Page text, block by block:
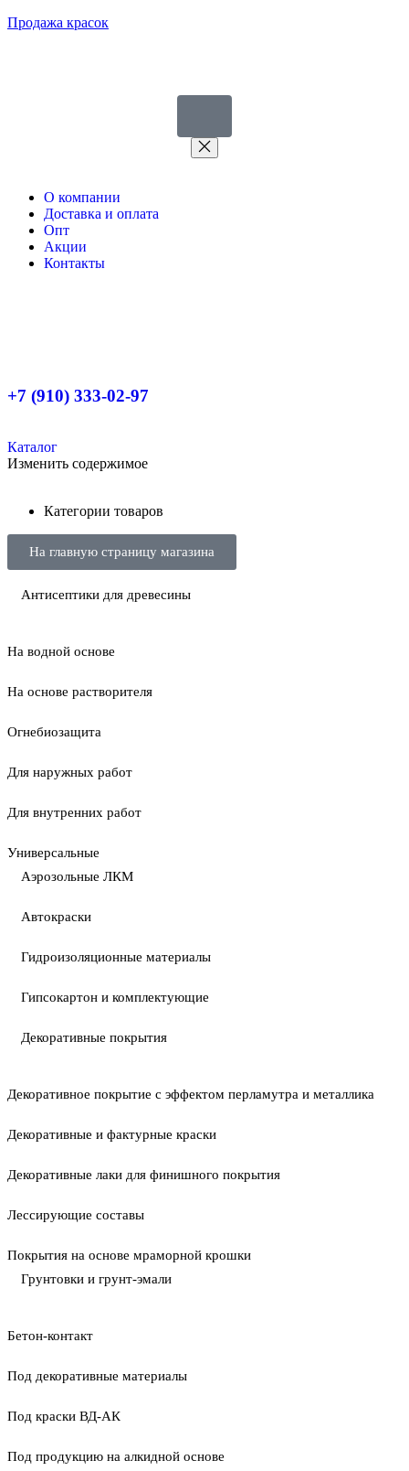
Продажа красок
О компании
Доставка и оплата
Опт
Акции
Контакты
+7 (910) 333-02-97
Каталог
Изменить содержимое
Категории товаров
На главную страницу магазина
Антисептики для древесины
На водной основе
На основе растворителя
Огнебиозащита
Для наружных работ
Для внутренних работ
Универсальные
Аэрозольные ЛКМ
Автокраски
Гидроизоляционные материалы
Гипсокартон и комплектующие
Декоративные покрытия
Декоративное покрытие с эффектом перламутра и металлика
Декоративные и фактурные краски
Декоративные лаки для финишного покрытия
Лессирующие составы
Покрытия на основе мраморной крошки
Грунтовки и грунт-эмали
Бетон-контакт
Под декоративные материалы
Под краски ВД-АК
Под продукцию на алкидной основе